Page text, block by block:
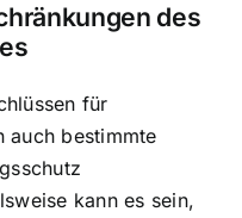
des
für
auch bestimmte
kann es sein,